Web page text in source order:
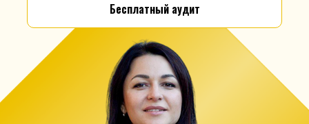
Бесплатный аудит